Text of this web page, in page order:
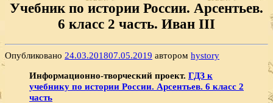
Учебник по истории России. Арсентьев.
6 класс 2 часть. Иван III
Опубликовано 24.03.201807.05.2019 автором hystory
Информационно-творческий проект. ГДЗ к
учебнику по истории России. Арсентьев. 6 класс 2
часть